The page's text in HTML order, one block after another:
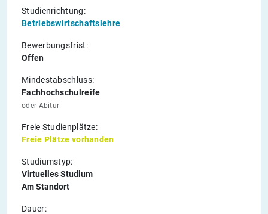
Studienrichtung:
Betriebswirtschaftslehre
Bewerbungsfrist:
Offen
Mindestabschluss:
Fachhochschulreife
oder Abitur
Freie Studienplätze:
Freie Plätze vorhanden
Studiumstyp:
Virtuelles Studium
Am Standort
Dauer: